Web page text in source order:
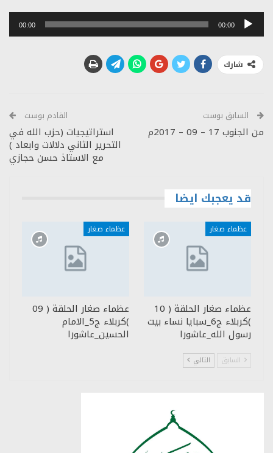
مشغل
00:00
00:00
شارك
السابق بوست
من الجنوب 17 – 09 – 2017م
القادم بوست
استراتيجيات (حزب الله في
التحرير الثاني دلالات وابعاد )
مع الاستاذ حسن حجازي
قد يعجبك ايضا
عظماء صغار
عظماء صغار الحلقة ( 10
)كربلاء ج6_سبايا نساء بيت
رسول الله_عاشورا
عظماء صغار
عظماء صغار الحلقة ( 09
)كربلاء ج5_الامام
الحسين_عاشورا
السابق التالي